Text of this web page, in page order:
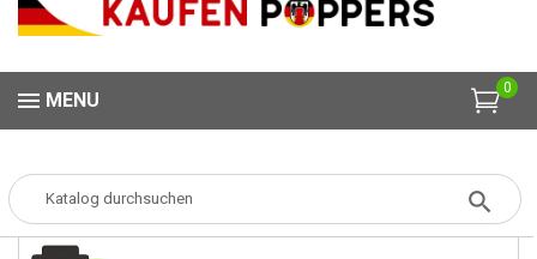
0
MENU
Popper Popper Grosse Himalaya Xtrem For Bottom 20ml